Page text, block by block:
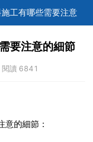
工有哪些需要注意
要注意的細節
讀 6841
意的細節：